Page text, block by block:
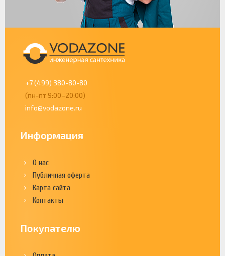
+7 (499) 380-80-80
(пн-пт 9:00–20:00)
info@vodazone.ru
Информация
О нас
Публичная оферта
Карта сайта
Контакты
Покупателю